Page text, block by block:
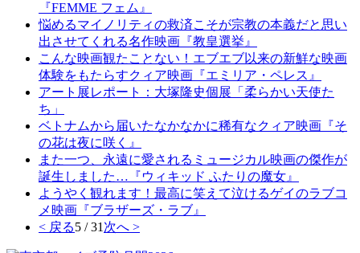
『FEMME フェム』
悩めるマイノリティの救済こそが宗教の本義だと思い
出させてくれる名作映画『教皇選挙』
こんな映画観たことない！エブエブ以来の新鮮な映画
体験をもたらすクィア映画『エミリア・ペレス』
アート展レポート：大塚隆史個展​「柔らかい天使た
ち」
ベトナムから届いたなかなかに稀有なクィア映画『そ
の花は夜に咲く』
また一つ、永遠に愛されるミュージカル映画の傑作が
誕生しました…『ウィキッド ふたりの魔女』
ようやく観れます！最高に笑えて泣けるゲイのラブコ
メ映画『ブラザーズ・ラブ』
< 戻る5 / 31 次へ >